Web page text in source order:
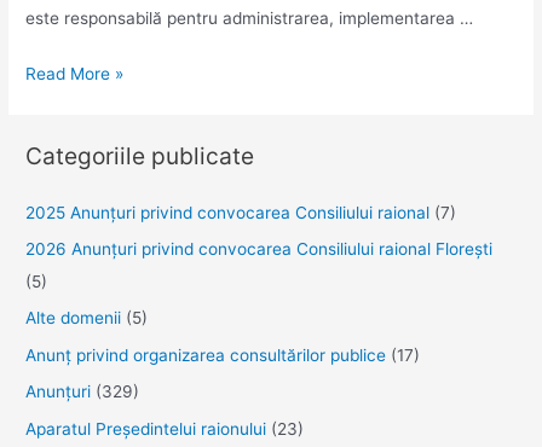
este responsabilă pentru administrarea, implementarea …
Agricultorii
granturi
la
7500$
per
beneficiar
pentru
tehnicii
și
Read More »
Categoriile publicate
2025 Anunţuri privind convocarea Consiliului raional (7)
2026 Anunțuri privind convocarea Consiliului raional Florești
(5)
Alte domenii (5)
Anunţ privind organizarea consultărilor publice (17)
Anunţuri (329)
Aparatul Preşedintelui raionului (23)